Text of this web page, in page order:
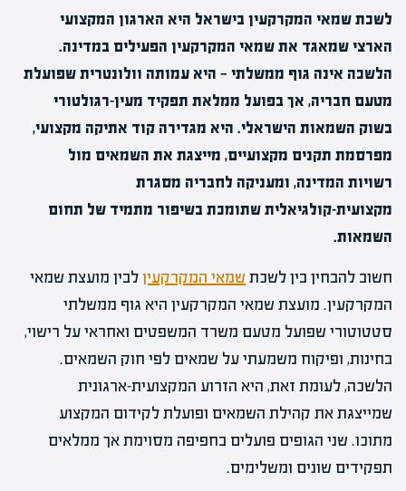
לשכת שמאי המקרקעין בישראל היא הארגון המקצועי
הארצי שמאגד את שמאי המקרקעין הפעילים במדינה.
הלשכה אינה גוף ממשלתי — היא עמותה וולונטרית שפועלת
מטעם חבריה, אך בפועל ממלאת תפקיד מעין-רגולטורי
בשוק השמאות הישראלי. היא מגדירה קוד אתיקה מקצועי,
מפרסמת תקנים מקצועיים, מייצגת את השמאים מול
רשויות המדינה, ומעניקה לחבריה מסגרת
מקצועית-קולגיאלית שתומכת בשיפור מתמיד של תחום
השמאות.
חשוב להבחין בין לשכתשמאי המקרקעיןלבין מועצת שמאי
המקרקעין. מועצת שמאי המקרקעין היא גוף ממשלתי
סטטוטורי שפועל מטעם משרד המשפטים ואחראי על רישוי,
בחינות, ופיקוח משמעתי על שמאים לפי חוק השמאים.
הלשכה, לעומת זאת, היא הזרוע המקצועית-ארגונית
שמייצגת את קהילת השמאים ופועלת לקידום המקצוע
מתוכו. שני הגופים פועלים בחפיפה מסוימת אך ממלאים
תפקידים שונים ומשלימים.